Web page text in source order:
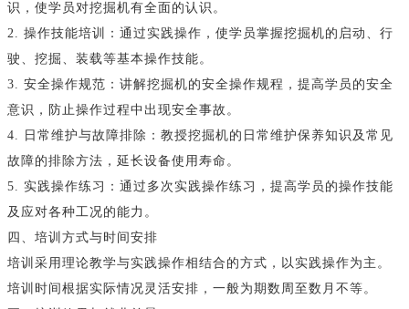
识，使学员对挖掘机有全面的认识。
2. 操作技能培训：通过实践操作，使学员掌握挖掘机的启动、行
驶、挖掘、装载等基本操作技能。
3. 安全操作规范：讲解挖掘机的安全操作规程，提高学员的安全
意识，防止操作过程中出现安全事故。
4. 日常维护与故障排除：教授挖掘机的日常维护保养知识及常见
故障的排除方法，延长设备使用寿命。
5. 实践操作练习：通过多次实践操作练习，提高学员的操作技能
及应对各种工况的能力。
四、培训方式与时间安排
培训采用理论教学与实践操作相结合的方式，以实践操作为主。
培训时间根据实际情况灵活安排，一般为期数周至数月不等。